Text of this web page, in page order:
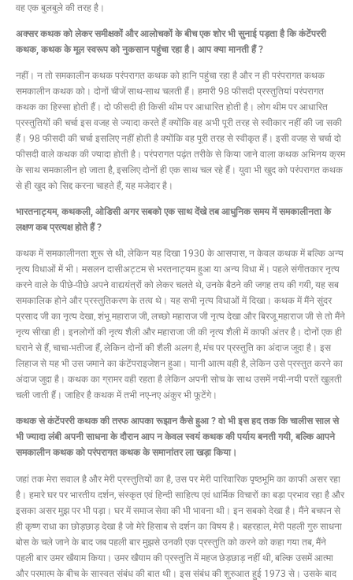
वह एक बुलबुले की तरह है।
अक्सर कथक को लेकर समीक्षकों और आलोचकों के बीच एक शोर भी सुनाई पड़ता है कि कंटेंपररी
कथक, कथक के मूल स्वरूप को नुकसान पहुंचा रहा है। आप क्या मानती हैं ?
नहीं। न तो समकालीन कथक परंपरागत कथक को हानि पहुंचा रहा है और न ही परंपरागत कथक
समकालीन कथक को। दोनों चीजें साथ-साथ चलती हैं। हमारी 98 फीसदी प्रस्तुतियां परंपरागत
कथक का हिस्सा होती हैं। दो फीसदी ही किसी थीम पर आधारित होती है। लोग थीम पर आधारित
प्रस्तुतियों की चर्चा इस वजह से ज्यादा करते हैं क्योंकि वह अभी पूरी तरह से स्वीकार नहीं की जा सकी
हैं। 98 फीसदी की चर्चा इसलिए नहीं होती है क्योंकि वह पूरी तरह से स्वीकृत हैं। इसी वजह से चर्चा दो
फीसदी वाले कथक की ज्यादा होती है। परंपरागत पढ़ंत तरीके से किया जाने वाला कथक अभिनय क्रम
के साथ समकालीन हो जाता है, इसलिए दोनों ही एक साथ चल रहे हैं। युवा भी खुद को परंपरागत कथक
से ही खुद को सिद्द करना चाहते हैं, यह मजेदार है।
भारतनाट्यम, कथकली, ओडिसी अगर सबको एक साथ देंखे तब आधुनिक समय में समकालीनता के
लक्षण कब प्रत्यक्ष होते हैं ?
कथक में समकालीनता शुरू से थी, लेकिन यह दिखा 1930 के आसपास, न केवल कथक में बल्कि अन्य
नृत्य विधाओं में भी। मसलन दासीअट्टम से भरतनाट्यम हुआ या अन्य विधा में। पहले संगीतकार नृत्य
करने वाले के पीछे-पीछे अपने वाद्ययंत्रों को लेकर चलते थे, उनके बैठने की जगह तय की गयी, यह सब
समकालिक होने और प्रस्तुतिकरण के तत्व थे। यह सभी नृत्य विधाओं में दिखा। कथक में मैंने सुंदर
प्रसाद जी का नृत्य देखा, शंभू महाराज जी, लच्छो महाराज जी नृत्य देखा और बिरजू महाराज जी से तो मैंने
नृत्य सीखा ही। इनलोगों की नृत्य शैली और महाराजा जी की नृत्य शैली में काफी अंतर है। दोनों एक ही
घराने से हैं, चाचा-भतीजा हैं, लेकिन दोनों की शैली अलग है, मंच पर प्रस्तुति का अंदाज जुदा है। इस
लिहाज से यह भी उस जमाने का कंटेंपराइजेशन हुआ। यानी आत्म वही है, लेकिन उसे प्रस्तुत करने का
अंदाज जुदा है। कथक का ग्रामर वही रहता है लेकिन अपनी सोच के साथ उसमें नयी-नयी परतें खुलती
चली जाती हैं। जाहिर है कथक में तभी नए-नए अंकुर भी फूटेंगे।
कथक से कंटेंपररी कथक की तरफ आपका रूझान कैसे हुआ ? वो भी इस हद तक कि चालीस साल से
भी ज्यादा लंबी अपनी साधना के दौरान आप न केवल स्वयं कथक की पर्याय बनती गयी, बल्कि आपने
समकालीन कथक को परंपरागत कथक के समानांतर ला खड़ा किया।
जहां तक मेरा सवाल है और मेरी प्रस्तुतियों का है, उस पर मेरी पारिवारिक पृष्ठभूमि का काफी असर रहा
है। हमारे घर पर भारतीय दर्शन, संस्कृत एवं हिन्दी साहित्य एवं धार्मिक विचारों का बड़ा प्रभाव रहा है और
इसका असर मुझ पर भी पड़ा। घर में समाज सेवा की भी भावना थी। इन सबको देखा है। मैंने बचपन से
ही कृष्ण राधा का छोड़छाड़ देखा है जो मेरे हिसाब से दर्शन का विषय है। बहरहाल, मेरी पहली गुरु साधना
बोस के चले जाने के बाद जब पहली बार मुझसे उनकी एक प्रस्तुति को करने को कहा गया तब, मैंने
पहली बार उमर खैयाम किया। उमर खैयाम की प्रस्तुति में महज छेड़छाड़ नहीं थी, बल्कि उसमें आत्मा
और परमात्म के बीच के सास्वत संबंध की बात थी। इस संबंध की शुरुआत हुई 1973 से। उसके बाद